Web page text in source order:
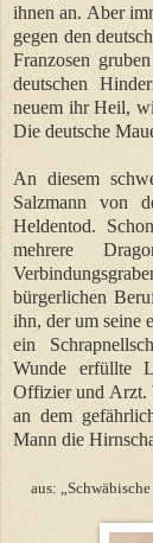
ihnen an. Aber
gegen den
Franzosen
deutschen
neuem ihr Heil,
Die deutsche
An diesem
Salzmann von
Heldentod.
mehrere
bürgerlichen
ihn, der um seine
ein
Wunde erfüllte
Offizier und Arzt.
an dem
Mann die
aus: